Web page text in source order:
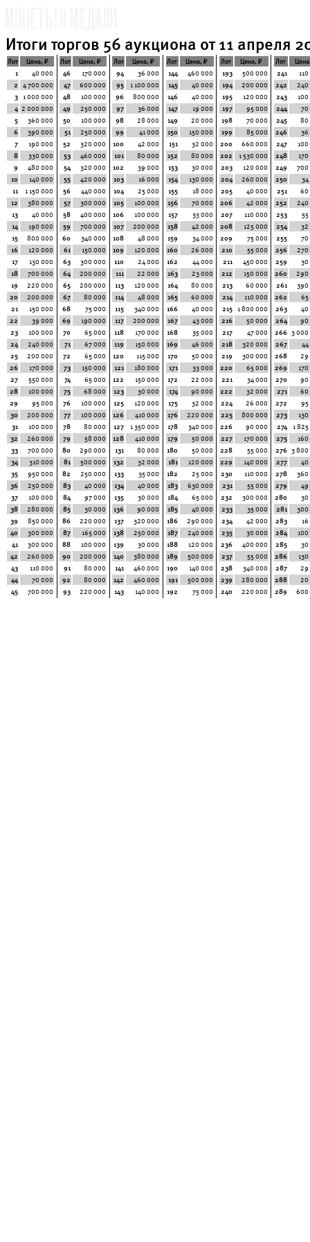
Итоги торгов 56 аукциона от 11 апреля
Лот
Цена, ₽
1
40 000
2
4 700 000
3 1 000 000
4 2 000 000
5
360 000
6
390 000
7
190 000
8
330 000
9
480 000
10
140 000
11
1 150 000
12
380 000
13
40 000
14
190 000
15
800 000
16
120 000
17
130 000
18
700 000
19
220 000
20
200 000
21
150 000
22
39 000
23
100 000
24
240 000
25
200 000
26
170 000
27
550 000
28
100 000
29
95 000
30
200 000
31
100 000
32
260 000
33
700 000
34
310 000
35
950 000
36
250 000
37
100 000
38
280 000
39
850 000
40
300 000
41
300 000
42
260 000
43
110 000
44
70 000
45
700 000
Лот
Цена, ₽
46
170 000
47
600 000
48
100 000
49
250 000
50
100 000
51
250 000
52
320 000
53
460 000
54
320 000
55
420 000
56
440 000
57
300 000
58
400 000
59
700 000
60
340 000
61
150 000
63
300 000
64
200 000
65
200 000
67
80 000
68
75 000
69
190 000
70
65 000
71
67 000
72
65 000
73
150 000
74
65 000
75
68 000
76
100 000
77
100 000
78
80 000
79
58 000
80
290 000
81
500 000
82
250 000
83
40 000
84
97 000
85
30 000
86
220 000
87
165 000
88
100 000
90
200 000
91
80 000
92
80 000
93
220 000
Лот
Цена, ₽
94
36 000
95
1 100 000
96
800 000
97
36 000
98
28 000
99
41 000
100
42 000
101
80 000
102
39 000
103
16 000
104
25 000
105
100 000
106
100 000
107
200 000
108
48 000
109
120 000
110
24 000
111
22 000
113
120 000
114
48 000
115
340 000
117
200 000
118
170 000
119
150 000
120
115 000
121
180 000
122
150 000
123
30 000
125
120 000
126
410 000
127
1 350 000
128
410 000
131
80 000
132
32 000
133
35 000
134
40 000
135
30 000
136
90 000
137
320 000
138
250 000
139
30 000
140
380 000
141
460 000
142
460 000
143
140 000
Лот
Цена, ₽
144
460 000
145
40 000
146
40 000
147
19 000
149
20 000
150
150 000
151
32 000
152
80 000
153
30 000
154
130 000
155
18 000
156
70 000
157
33 000
158
42 000
159
34 000
160
26 000
162
44 000
163
23 000
164
80 000
165
60 000
166
40 000
167
43 000
168
35 000
169
46 000
170
50 000
171
33 000
172
22 000
174
90 000
175
32 000
176
220 000
178
340 000
179
50 000
180
50 000
181
120 000
182
25 000
183
630 000
184
65 000
185
40 000
186
290 000
187
240 000
188
120 000
189
500 000
190
140 000
191
500 000
192
75 000
Лот
Цена, ₽
193
500 000
194
200 000
195
120 000
197
95 000
198
70 000
199
85 000
200
660 000
202
1 530 000
203
120 000
204
260 000
205
40 000
206
42 000
207
110 000
208
125 000
209
75 000
210
55 000
211
450 000
212
150 000
213
60 000
214
110 000
215 1 800 000
216
50 000
217
47 000
218
320 000
219
300 000
220
65 000
221
34 000
222
32 000
224
26 000
225
800 000
226
90 000
227
170 000
228
55 000
229
140 000
230
110 000
231
55 000
232
300 000
233
35 000
234
42 000
235
30 000
236
400 000
237
55 000
238
340 000
239
280 000
240
220 000
Лот
241
242
243
244
245
80
246
247
248
249
250
251
60
252
253
254
255
256
259
260
290
261
262
263
264
90
266 3
267
268
29
269
270
90
271
60
272
273
274
1
275
276 3
277
278
279
280
281
283
284
285
286
287
29
288
20
289
600